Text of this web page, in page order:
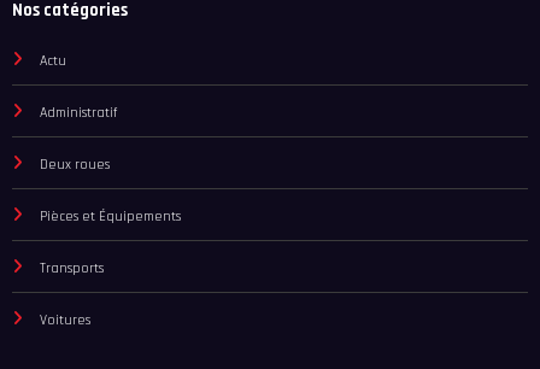
Pourquoi choisir un site e-commerce pour acheter vos pièces automobiles en
ligne ?
Le Massey Ferguson 140 compare aux Renault de son epoque : Forces et
Nos catégories